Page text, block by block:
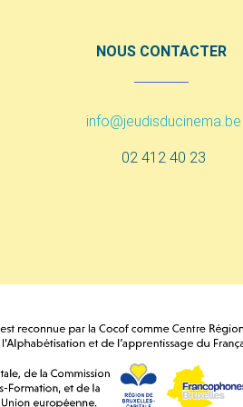
NOUS CONTACTER
info@jeudisducinema.be
02 412 40 23